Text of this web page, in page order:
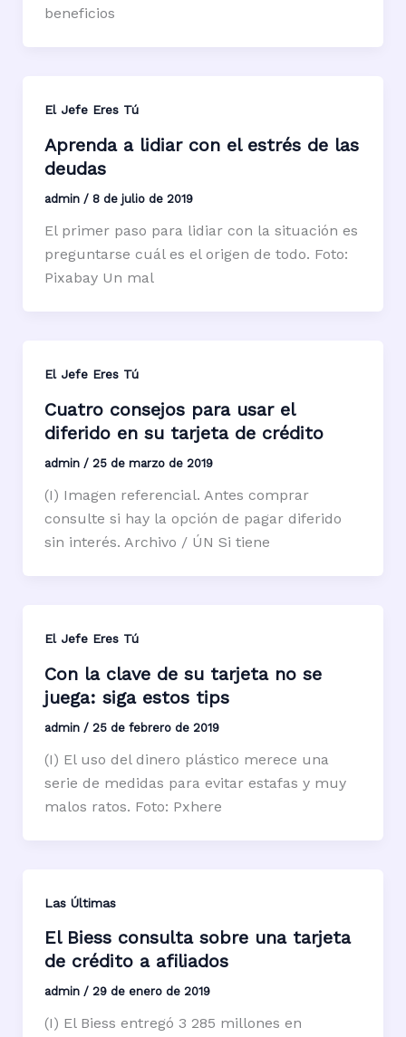
beneficios
El Jefe Eres Tú
Aprenda a lidiar con el estrés de las
deudas
admin / 8 de julio de 2019
El primer paso para lidiar con la situación es
preguntarse cuál es el origen de todo. Foto:
Pixabay Un mal
El Jefe Eres Tú
Cuatro consejos para usar el
diferido en su tarjeta de crédito
admin / 25 de marzo de 2019
(I) Imagen referencial. Antes comprar
consulte si hay la opción de pagar diferido
sin interés. Archivo / ÚN Si tiene
El Jefe Eres Tú
Con la clave de su tarjeta no se
juega: siga estos tips
admin / 25 de febrero de 2019
(I) El uso del dinero plástico merece una
serie de medidas para evitar estafas y muy
malos ratos. Foto: Pxhere
Las Últimas
El Biess consulta sobre una tarjeta
de crédito a afiliados
admin / 29 de enero de 2019
(I) El Biess entregó 3 285 millones en